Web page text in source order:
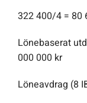
322 400/4 = 80
Lönebaserat
000 000 kr
Löneavdrag (8